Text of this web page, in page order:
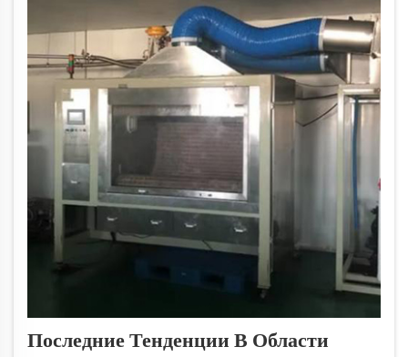
Последние Тенденции В Области